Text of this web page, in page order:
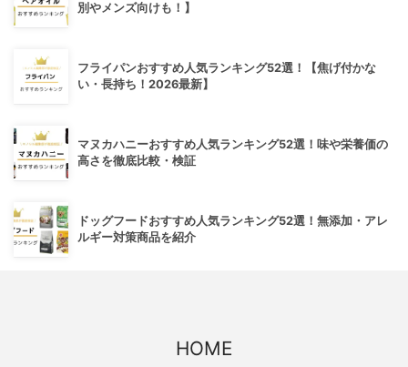
別やメンズ向けも！】
フライパンおすすめ人気ランキング52選！【焦げ付かな
い・長持ち！2026最新】
マヌカハニーおすすめ人気ランキング52選！味や栄養価の
高さを徹底比較・検証
ドッグフードおすすめ人気ランキング52選！無添加・アレ
ルギー対策商品を紹介
HOME